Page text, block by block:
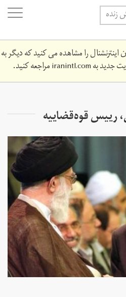
را مشاهده می کنید که دیگر به
جدید بهiranintl.comمراجعه کنید.
رییس قوه‌قضاییه